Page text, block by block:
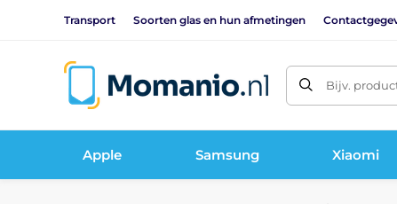
Transport Soorten glas en hun afmetingen
Bijv.
Apple Samsung Xiaomi